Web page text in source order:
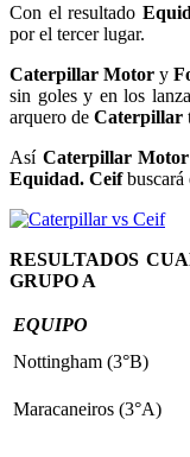
Con el resultado
por el tercer lugar.
Caterpillar Motor y
sin goles y en los
arquero de Caterpillar
Así Caterpillar
Equidad. Ceifbuscará
RESULTADOS
GRUPO A
EQUIPO
Nottingham (3°B)
Maracaneiros (3°A)